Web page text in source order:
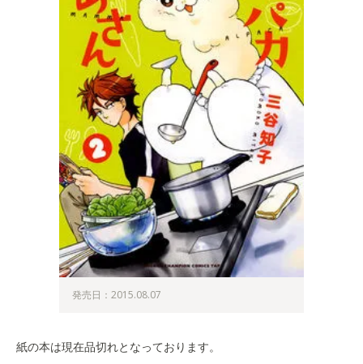
発売日：2015.08.07
紙の本は現在品切れとなっております。